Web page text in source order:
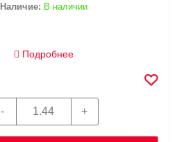
Наличие: В наличии
Подробнее